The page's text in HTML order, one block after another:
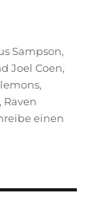
Sampson,
Joel Coen,
,
, Raven
einen